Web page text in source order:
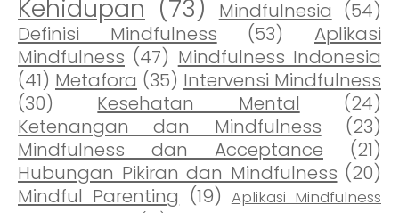
Kehidupan (73) Mindfulnesia (54)
Definisi Mindfulness
(53)
Aplikasi
Mindfulness (47) Mindfulness Indonesia
(41) Metafora (35) Intervensi Mindfulness
(30)
Kesehatan Mental
(24)
Ketenangan dan Mindfulness
(23)
Mindfulness dan Acceptance
(21)
Hubungan Pikiran dan Mindfulness (20)
Mindful Parenting (19) Aplikasi Mindfulness